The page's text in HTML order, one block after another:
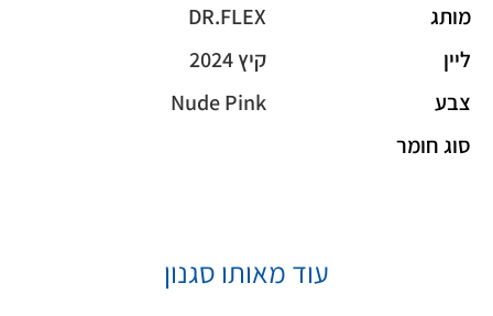
מותג
DR.FLEX
ליין
קיץ 2024
צבע
Nude Pink
סוג חומר
עוד מאותו סגנון